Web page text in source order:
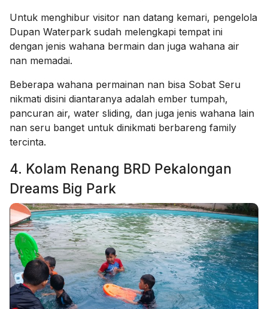
Untuk menghibur visitor nan datang kemari, pengelola
Dupan Waterpark sudah melengkapi tempat ini
dengan jenis wahana bermain dan juga wahana air
nan memadai.
Beberapa wahana permainan nan bisa Sobat Seru
nikmati disini diantaranya adalah ember tumpah,
pancuran air, water sliding, dan juga jenis wahana lain
nan seru banget untuk dinikmati berbareng family
tercinta.
4. Kolam Renang BRD Pekalongan
Dreams Big Park